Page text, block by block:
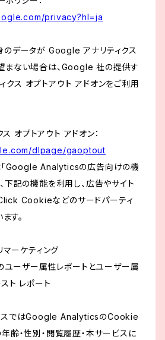
privacy?hl=ja
のデータが Google アナリティクス
まない場合は、Google 社の提供す
ス オプトアウト アドオンをご利用
オプトアウト アドオン：
dlpage/gaoptout
「Google Analyticsの広告向けの機
下記の機能を利用し、広告やサイト
Cookieなどのサードパーティ
す。
ーケティング
ーザー属性レポートとユーザー属
ト レポート
スではGoogle AnalyticsのCookie
齢・性別・閲覧履歴・本サービスに